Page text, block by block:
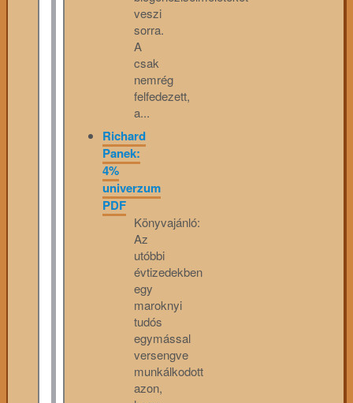
veszi
sorra.
A
csak
nemrég
felfedezett,
a...
Richard
Panek:
4%
univerzum
PDF
Könyvajánló:
Az
utóbbi
évtizedekben
egy
maroknyi
tudós
egymással
versengve
munkálkodott
azon,